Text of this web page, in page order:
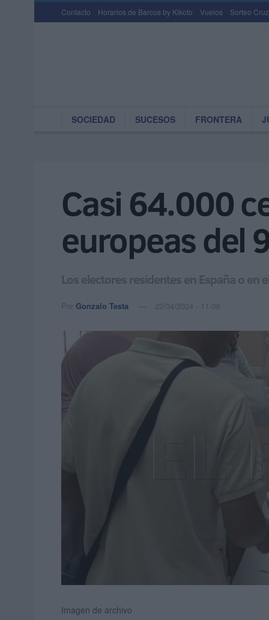
Contacto Horarios de Barcos by Kikoto Vuelos Sorteo
SOCIEDAD SUCESOS FRONTERA
Casi 64.000
europeas del
Los electores residentes en España o
Por Gonzalo Testa 22/04/2024 - 11:09
Imagen de archivo